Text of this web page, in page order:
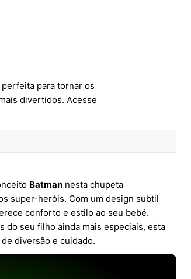
Batman nesta chupeta
super-heróis. Com um design subtil
conforto e estilo ao seu bebé.
do seu filho ainda mais especiais, esta
diversão e cuidado.